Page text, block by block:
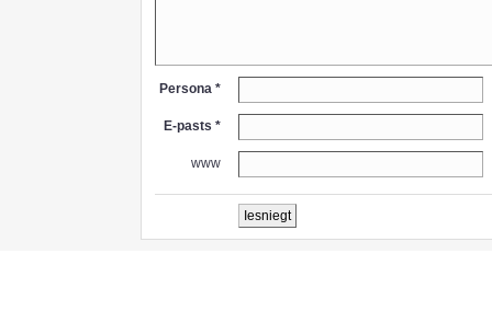
Persona *
E-pasts *
www